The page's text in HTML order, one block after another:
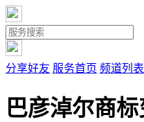
分享好友 服务首页 频道列表
巴彦淖尔商